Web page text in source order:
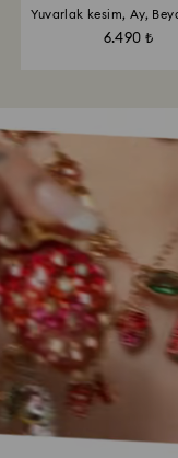
Yuvarlak kesim, Ay,
6.490 ₺